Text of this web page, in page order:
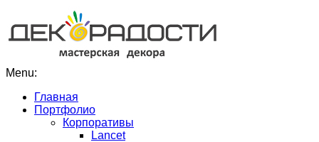
Menu:
Главная
Портфолио
Корпоративы
Lancet